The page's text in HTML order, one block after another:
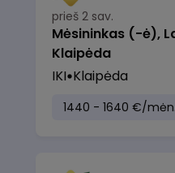
prieš 2 sav.
Mėsininkas (-ė),
Klaipėda
IKI Klaipėda
1440 - 1640 €/mėn.